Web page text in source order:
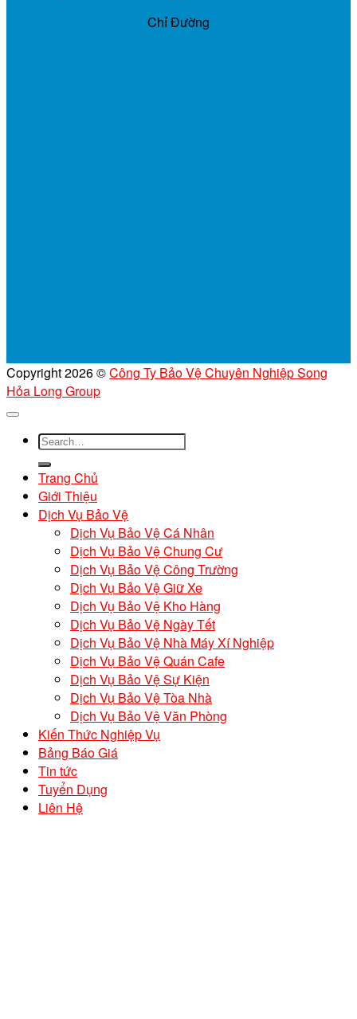
Chỉ Đường
Copyright 2026 ©Công Ty Bảo Vệ Chuyên Nghiệp Song
Hỏa Long Group
Trang Chủ
Giới Thiệu
Dịch Vụ Bảo Vệ
Dịch Vụ Bảo Vệ Cá Nhân
Dịch Vụ Bảo Vệ Chung Cư
Dịch Vụ Bảo Vệ Công Trường
Dịch Vụ Bảo Vệ Giữ Xe
Dịch Vụ Bảo Vệ Kho Hàng
Dịch Vụ Bảo Vệ Ngày Tết
Dịch Vụ Bảo Vệ Nhà Máy Xí Nghiệp
Dịch Vụ Bảo Vệ Quán Cafe
Dịch Vụ Bảo Vệ Sự Kiện
Dịch Vụ Bảo Vệ Tòa Nhà
Dịch Vụ Bảo Vệ Văn Phòng
Kiến Thức Nghiệp Vụ
Bảng Báo Giá
Tin tức
Tuyển Dụng
Liên Hệ